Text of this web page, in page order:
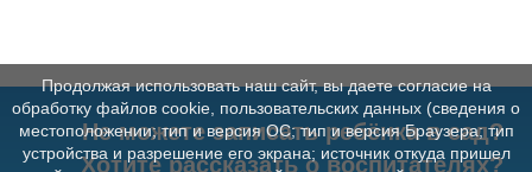
Не можете записать ребёнка в сад?
Хотите рассказать о воспитателях?
Продолжая использовать наш сайт, вы даете согласие на
обработку файлов cookie, пользовательских данных (сведения о
местоположении; тип и версия ОС; тип и версия Браузера; тип
устройства и разрешение его экрана; источник откуда пришел